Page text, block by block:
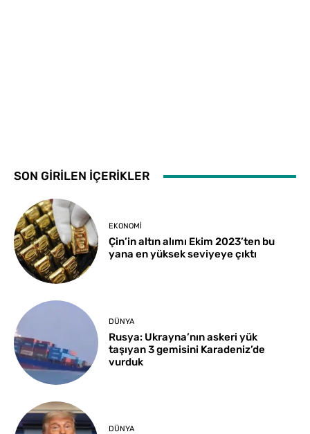
SON GİRİLEN İÇERİKLER
EKONOMI
Çin’in altın alımı Ekim 2023’ten bu
yana en yüksek seviyeye çıktı
DÜNYA
Rusya: Ukrayna’nın askeri yük
taşıyan 3 gemisini Karadeniz’de
vurduk
DÜNYA